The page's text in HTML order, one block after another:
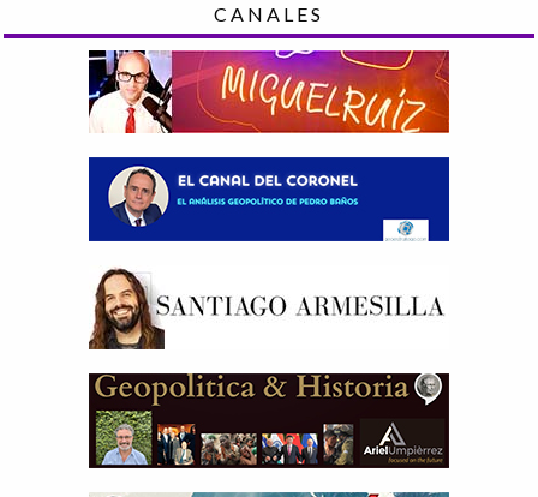
CANALES